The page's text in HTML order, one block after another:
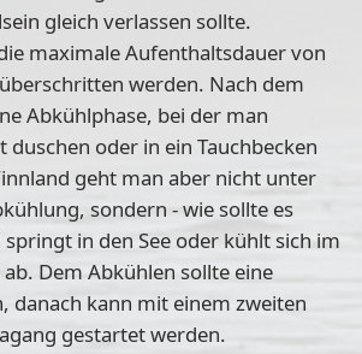
gleich verlassen sollte.
maximale Aufenthaltsdauer von
werden. Nach dem
Abkühlphase, bei der man
duschen oder in ein Tauchbecken
geht man aber nicht unter
sondern - wie sollte es
in den See oder kühlt sich im
Dem Abkühlen sollte eine
danach kann mit einem zweiten
gestartet werden.